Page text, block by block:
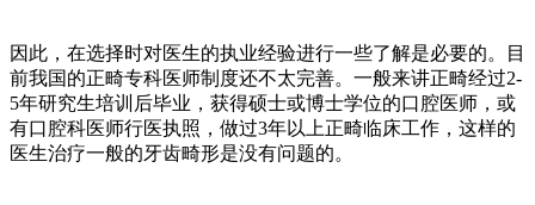
因此，在选择时对医生的执业经验进行一些了解是必要的。目
前我国的正畸专科医师制度还不太完善。一般来讲正畸经过2-
5年研究生培训后毕业，获得硕士或博士学位的口腔医师，或
有口腔科医师行医执照，做过3年以上正畸临床工作，这样的
医生治疗一般的牙齿畸形是没有问题的。